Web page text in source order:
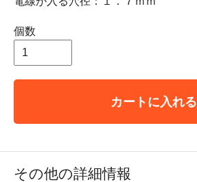
個数
カートに入れる
その他の詳細情報